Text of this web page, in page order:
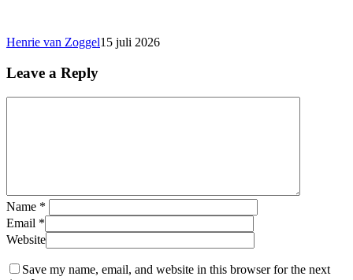
Henrie van Zoggel15 juli 2026
Leave a Reply
Name *
Email *
Website
Save my name, email, and website in this browser for the next